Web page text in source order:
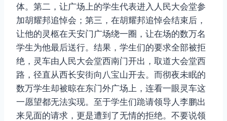
体。第二，让广场上的学生代表进入人民大会堂参
加胡耀邦追悼会；第三，在胡耀邦追悼会结束后，
让他的灵柩在天安门广场绕一圈，让在场的数万名
学生为他最后送行。结果，学生们的要求全部被拒
绝，灵车由人民大会堂西南门开出，取道大会堂西
路，径直从西长安街向八宝山开去。而彻夜未眠的
数万学生却被晾在东门外广场上，连看一眼灵车这
一愿望都无法实现。至于学生们跪请领导人李鹏出
来见面的请求，更是遭到了无情的拒绝。不要说领